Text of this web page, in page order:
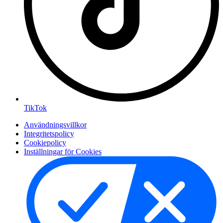
TikTok
Användningsvillkor
Integritetspolicy
Cookiepolicy
Inställningar för Cookies